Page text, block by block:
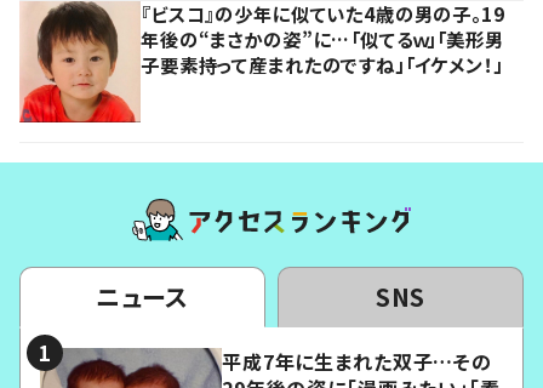
『ビスコ』の少年に似ていた4歳の男の子。19
年後の“まさかの姿”に…「似てるｗ」「美形男
子要素持って産まれたのですね」「イケメン！」
ニュース SNS
平成7年に生まれた双子…その